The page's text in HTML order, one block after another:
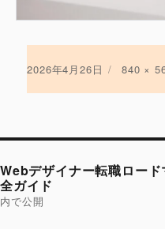
投
2026年4月26日
フ
ズ
840 ×
投
ナ
ビ
ゲ
ー
Webデザイナー転職ロー
全ガイド
内で公開